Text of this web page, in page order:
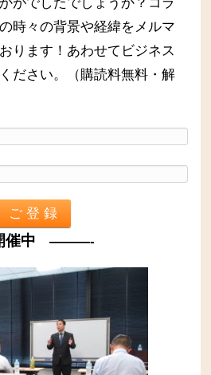
時々の背景や経緯をメルマ
ります！あわせてビジネス
ださい。（購読料無料・解
催中 ———-